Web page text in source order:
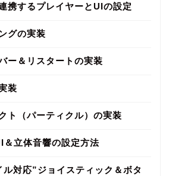
携するプレイヤーとUIの設定
グの実装
ー＆リスタートの実装
装
ト（パーティクル）の実装
＆立体音響の設定方法
ル対応”ジョイスティック＆ボタ